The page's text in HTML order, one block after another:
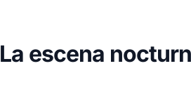
La escena